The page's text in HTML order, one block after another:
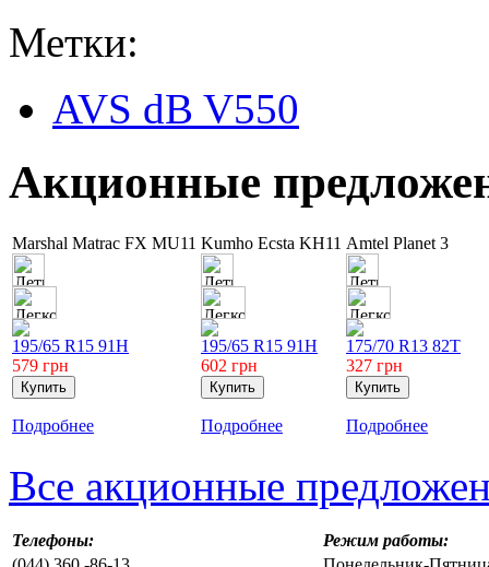
Метки:
AVS dB V550
Акционные
Marshal Matrac FX MU11
195/65 R15 91H
579 грн
Подробнее
Kumho Ecsta KH11
195/65 R15 91H
602 грн
Подробнее
Amtel Planet 3
175/70 R13 82T
327 грн
Подробнее
Все акционные
Телефоны:
Режим работы: